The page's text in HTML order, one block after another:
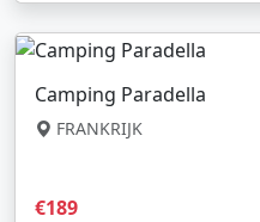
Camping Paradella
FRANKRIJK
€189